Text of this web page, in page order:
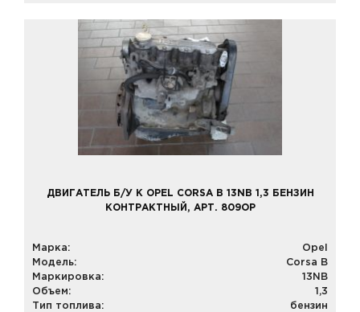
ДВИГАТЕЛЬ Б/У К OPEL CORSA B 13NB 1,3 БЕНЗИН
КОНТРАКТНЫЙ, АРТ. 809OP
Марка:
Opel
Модель:
Corsa B
Маркировка:
13NB
Объем:
1,3
Тип топлива:
бензин